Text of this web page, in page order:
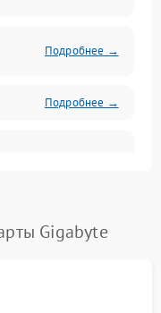
Подробнее →
Подробнее →
Gigabyte